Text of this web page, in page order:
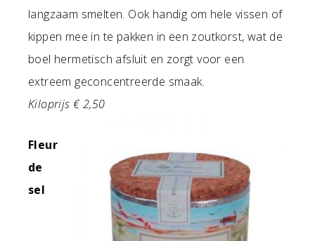
langzaam smelten. Ook handig om hele vissen of
kippen mee in te pakken in een zoutkorst, wat de
boel hermetisch afsluit en zorgt voor een
extreem geconcentreerde smaak.
Kiloprijs € 2,50
Fleur
de
sel